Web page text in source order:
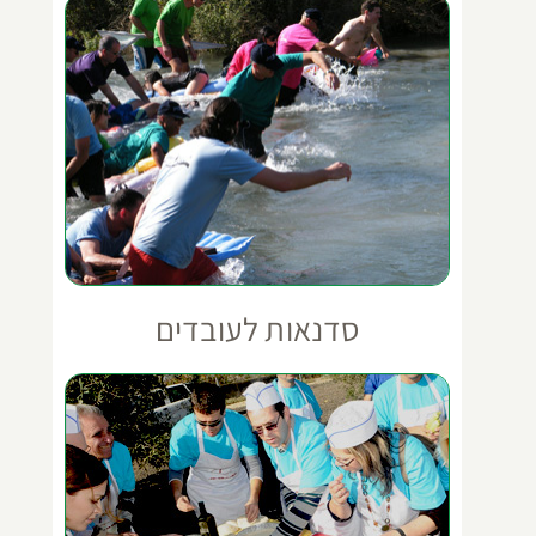
סדנאות לעובדים